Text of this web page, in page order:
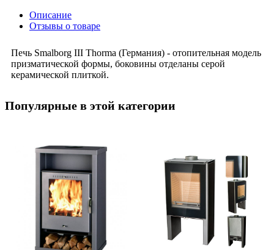
Описание
Отзывы о товаре
Печь Smalborg III Thorma (Германия) - отопительная модель
призматической формы, боковины отделаны серой
керамической плиткой.
Популярные в этой категории